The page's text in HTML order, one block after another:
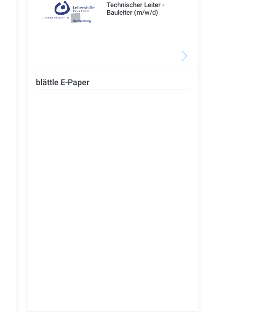
Technischer Leiter -
Bauleiter (m/w/d)
blättle E-Paper